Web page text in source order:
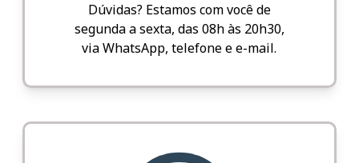
Dúvidas? Estamos com você de
segunda a sexta, das 08h às 20h30,
via WhatsApp, telefone e e-mail.